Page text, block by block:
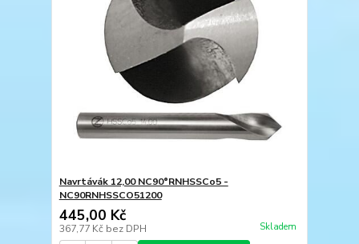
Navrtávák 12,00 NC90°RNHSSCo5 -
NC90RNHSSCO51200
445,00 Kč
367,77 Kč bez DPH Skladem